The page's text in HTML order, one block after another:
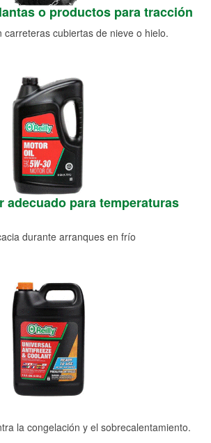
o productos para tracción
carreteras cubiertas de nieve o hielo.
adecuado para temperaturas
durante arranques en frío
la congelación y el sobrecalentamiento.